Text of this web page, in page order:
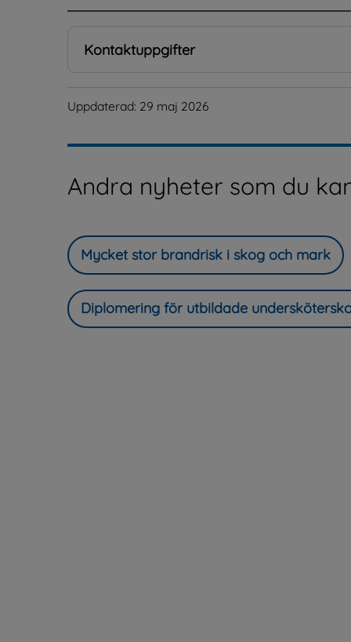
Kontaktuppgifter
Uppdaterad: 29 maj 2026
Andra nyheter som du
Mycket stor brandrisk i skog och mark
Diplomering för utbildade